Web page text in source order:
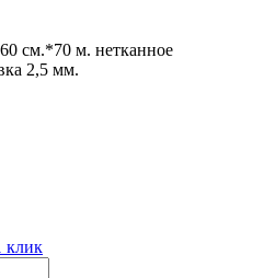
см.*70 м. нетканное
2,5 мм.
клик